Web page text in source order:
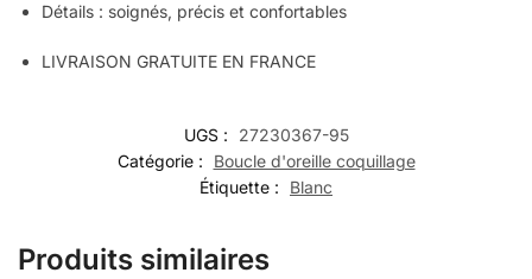
Détails : soignés, précis et confortables
LIVRAISON GRATUITE EN FRANCE
UGS :
27230367-95
Catégorie :
Boucle d'oreille coquillage
Étiquette :
Blanc
Produits similaires